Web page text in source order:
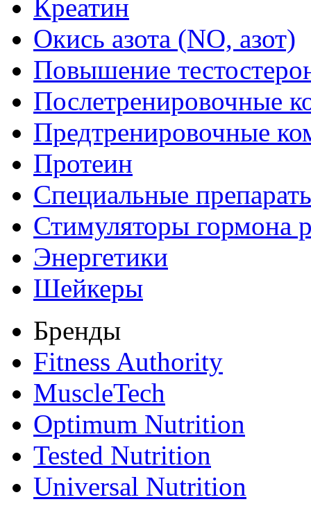
Креатин
Окись азота (NO, азот)
Повышение
Послетренировочные
Предтренировочные
Протеин
Специальные
Стимуляторы гормона
Энергетики
Шейкеры
Бренды
Fitness Authority
MuscleTech
Optimum Nutrition
Tested Nutrition
Universal Nutrition